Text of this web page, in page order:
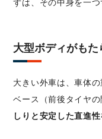
ずは、その中身を一つ
大型ボディがも
大きい外車は、車体
ベース（前後タイヤ
しりと安定した直進